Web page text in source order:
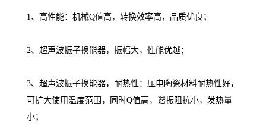
1、高性能：机械Q值高，转换效率高，品质优良；
2、超声波振子换能器，振幅大，性能优越；
3、超声波振子换能器，耐热性：压电陶瓷材料耐热性好，
可扩大使用温度范围，同时Q值高，谐振阻抗小，发热量
小；